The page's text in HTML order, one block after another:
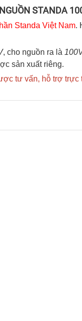
STANDA
Standa Việt Nam.
, cho nguồn ra là
sản xuất riêng.
tư vấn, hỗ trợ trực